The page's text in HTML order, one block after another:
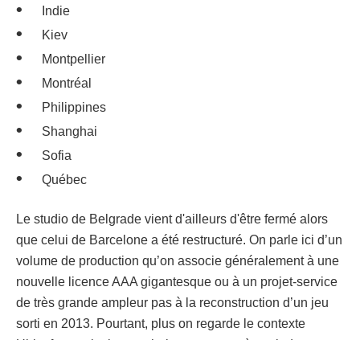
Indie
Kiev
Montpellier
Montréal
Philippines
Shanghai
Sofia
Québec
Le studio de Belgrade vient d'ailleurs d'être fermé alors
que celui de Barcelone a été restructuré. On parle ici d’un
volume de production qu’on associe généralement à une
nouvelle licence AAA gigantesque ou à un projet-service
de très grande ampleur pas à la reconstruction d’un jeu
sorti en 2013. Pourtant, plus on regarde le contexte